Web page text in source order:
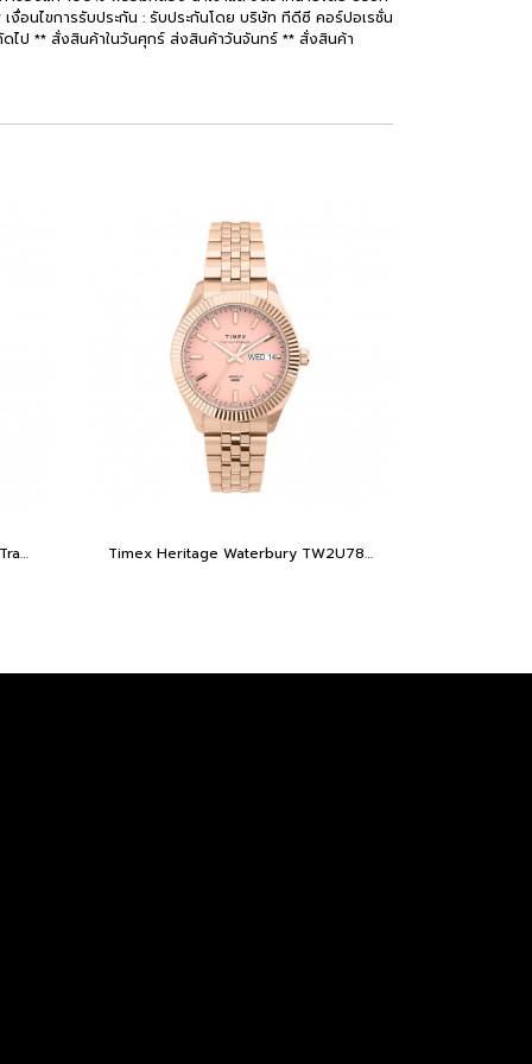
งื่อนไขการรับประกัน : รับประกันโดย บริษัท ทีดีซี คอร์ปอเรชั่น
ไป ** สั่งสินค้าในวันศุกร์ ส่งสินค้าวันจันทร์ ** สั่งสินค้า
Timex TW2W22800 Waterbury Traditional GMT 39mm Timex Heritage Waterbury TW2U78400